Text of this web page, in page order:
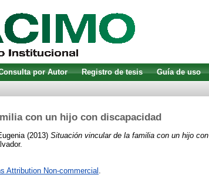
por Autor Registro de tesis Guía de uso
con un hijo con discapacidad
(2013) Situación vincular de la familia con un hijo con
Attribution Non-commercial .